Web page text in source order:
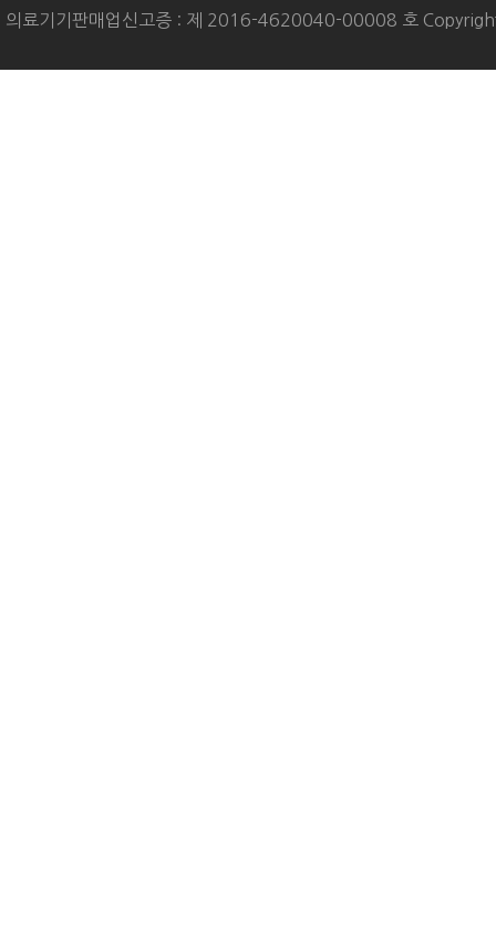
의료기기판매업신고증 : 제 2016-4620040-00008 호